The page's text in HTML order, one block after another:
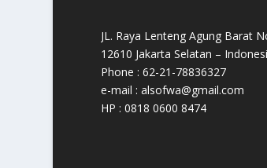
JL. Raya Lenteng Agung Barat
12610 Jakarta Selatan –
Phone : 62-21-78836327
e-mail : alsofwa@gmail.com
HP : 0818 0600 8474